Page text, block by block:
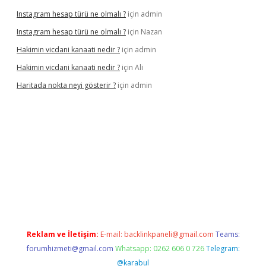
Instagram hesap türü ne olmalı ? için admin
Instagram hesap türü ne olmalı ? için Nazan
Hakimin vicdani kanaati nedir ? için admin
Hakimin vicdani kanaati nedir ? için Ali
Haritada nokta neyi gösterir ? için admin
Reklam ve İletişim: E-mail: backlinkpaneli@gmail.com Teams:
forumhizmeti@gmail.com Whatsapp: 0262 606 0 726 Telegram:
@karabul